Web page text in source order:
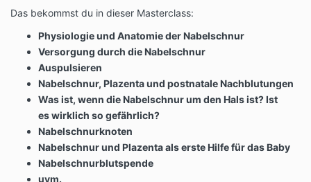
Das bekommst du in dieser Masterclass:
Physiologie und Anatomie der Nabelschnur
Versorgung durch die Nabelschnur
Auspulsieren
Nabelschnur, Plazenta und postnatale Nachblutungen
Was ist, wenn die Nabelschnur um den Hals ist? Ist
es wirklich so gefährlich?
Nabelschnurknoten
Nabelschnur und Plazenta als erste Hilfe für das Baby
Nabelschnurblutspende
uvm.